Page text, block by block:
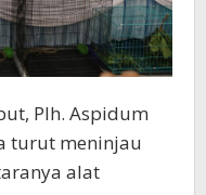
Plh. Aspidum
turut meninjau
alat